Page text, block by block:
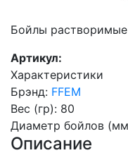
Бойлы растворимые
Артикул:
Характеристики
Брэнд: FFEM
Вес (гр): 80
Диаметр бойлов
Описание